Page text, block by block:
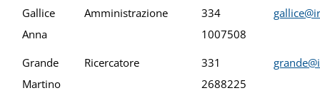
Gallice
Anna
Amministrazione
334
1007508
Grande
Martino
Ricercatore
331
2688225